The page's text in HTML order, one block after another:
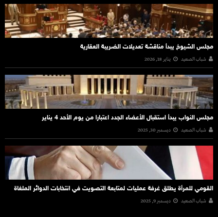
مجلس الشيوخ يبدأ مناقشة تعديلات الضريبة العقارية
شباب الصعيد يناير 18, 2026
مجلس النواب يبدأ استقبال الأعضاء الجدد اعتبارا من يوم الأحد 4 يناير
شباب الصعيد ديسمبر 30, 2025
القومي للمرأة يطلق غرفة عمليات لمتابعة التصويت في انتخابات الدوائر الملغاة
شباب الصعيد ديسمبر 9, 2025